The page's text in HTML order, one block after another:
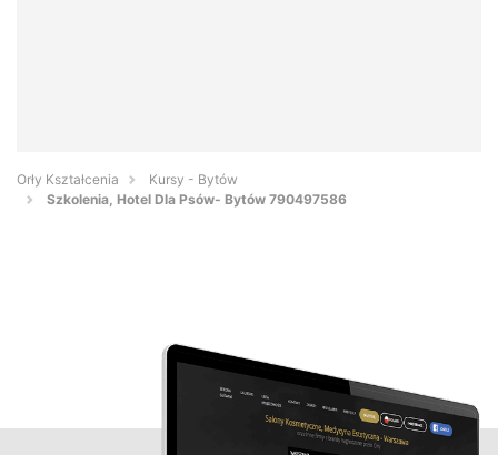
Orły Kształcenia
Kursy - Bytów
Szkolenia, Hotel Dla Psów- Bytów 790497586